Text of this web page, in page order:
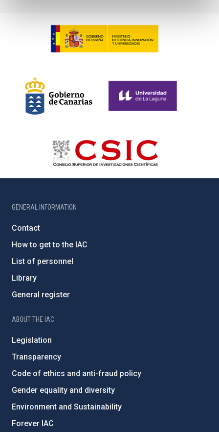
GENERAL INFORMATION
Contact
How to get to the IAC
List of personnel
Library
General register
ABOUT THE IAC
Legislation
Transparency
Code of ethics and anti-fraud policy
Gender equality and diversity
Environment and Sustainability
Forever IAC